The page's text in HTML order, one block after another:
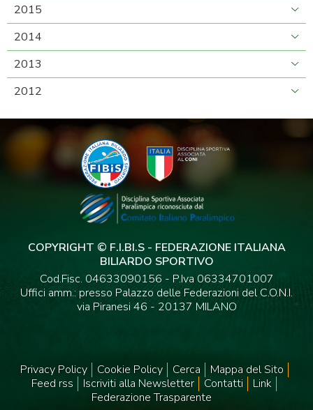
2015
2014
2013
2012
COPYRIGHT © F.I.BI.S - FEDERAZIONE ITALIANA
BILIARDO SPORTIVO
Cod.Fisc. 04633090156 - P.Iva 06334701007
Uffici amm.: presso Palazzo delle Federazioni del C.O.N.I.
via Piranesi 46 - 20137 MILANO
Privacy Policy Cookie Policy Cerca
Mappa del Sito
Feed rss
Iscriviti alla Newsletter Contatti
Link
Federazione Trasparente